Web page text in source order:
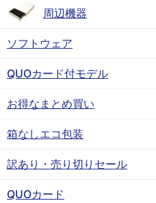
周辺機器
ソフトウェア
QUOカード付モデル
お得なまとめ買い
箱なしエコ包装
訳あり・売り切りセール
QUOカード